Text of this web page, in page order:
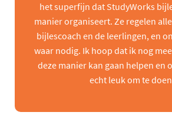
het superfijn dat StudyWorks
manier organiseert. Ze regelen
bijlescoach en de leerlingen, en
waar nodig. Ik hoop dat ik nog
deze manier kan gaan helpen en
echt leuk om te